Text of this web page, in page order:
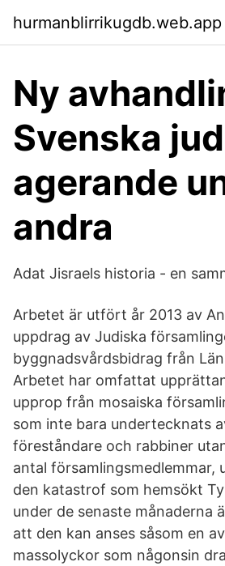
hurmanblirrikugdb.web.app
Ny
Svenska
agerande
andra
Adat Jisraels historia - en
Arbetet är utfört år 2013 av
uppdrag av Judiska
byggnadsvårdsbidrag från
Arbetet har omfattat
upprop från mosaiska
som inte bara undertecknats
föreståndare och rabbiner
antal församlingsmedlemmar,
den katastrof som hemsökt
under de senaste månaderna
att den kan anses såsom en
massolyckor som någonsin